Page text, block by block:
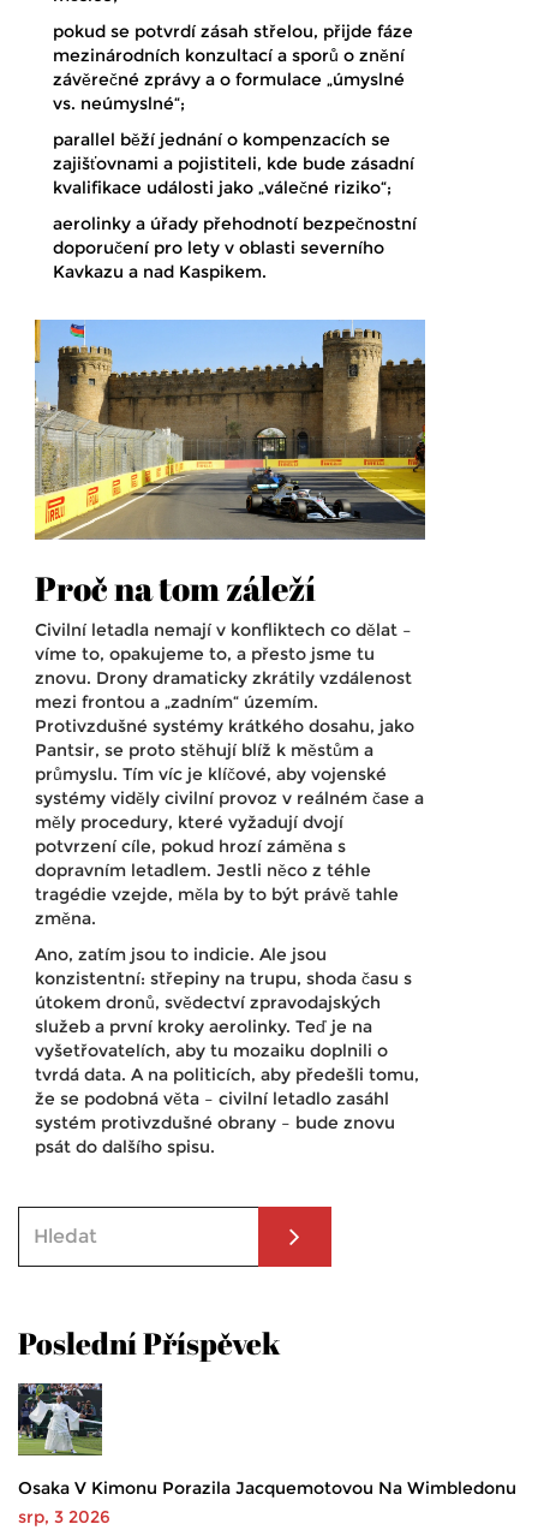
pokud se potvrdí zásah střelou, přijde fáze
mezinárodních konzultací a sporů o znění
závěrečné zprávy a o formulace „úmyslné
vs. neúmyslné“;
parallel běží jednání o kompenzacích se
zajišťovnami a pojistiteli, kde bude zásadní
kvalifikace události jako „válečné riziko“;
aerolinky a úřady přehodnotí bezpečnostní
doporučení pro lety v oblasti severního
Kavkazu a nad Kaspikem.
Proč na tom záleží
Civilní letadla nemají v konfliktech co dělat –
víme to, opakujeme to, a přesto jsme tu
znovu. Drony dramaticky zkrátily vzdálenost
mezi frontou a „zadním“ územím.
Protivzdušné systémy krátkého dosahu, jako
Pantsir, se proto stěhují blíž k městům a
průmyslu. Tím víc je klíčové, aby vojenské
systémy viděly civilní provoz v reálném čase a
měly procedury, které vyžadují dvojí
potvrzení cíle, pokud hrozí záměna s
dopravním letadlem. Jestli něco z téhle
tragédie vzejde, měla by to být právě tahle
změna.
Ano, zatím jsou to indicie. Ale jsou
konzistentní: střepiny na trupu, shoda času s
útokem dronů, svědectví zpravodajských
služeb a první kroky aerolinky. Teď je na
vyšetřovatelích, aby tu mozaiku doplnili o
tvrdá data. A na politicích, aby předešli tomu,
že se podobná věta – civilní letadlo zasáhl
systém protivzdušné obrany – bude znovu
psát do dalšího spisu.
Poslední Příspěvek
Osaka V Kimonu Porazila Jacquemotovou Na Wimbledonu
srp, 3 2026